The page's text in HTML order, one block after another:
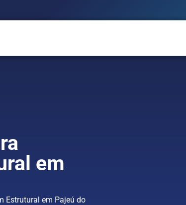
em
Estrutural em Pajeú do